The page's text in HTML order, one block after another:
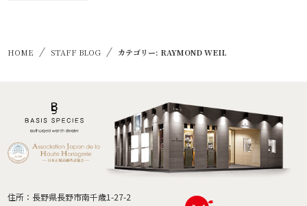
HOME STAFF BLOG カテゴリー: RAYMOND WEIL
住所：長野県長野市南千歳1-27-2